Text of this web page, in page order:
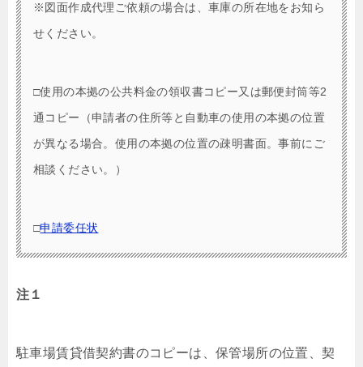
※図面作成代理ご依頼の場合は、車庫の所在地をお知ら
せください。
□使用の本拠の公共料金の領収書コピー又は郵便封筒等2
通コピー（申請者の住所等と自動車の使用の本拠の位置
が異なる場合。使用の本拠の位置の疎明書面。事前にご
相談ください。）
□申請委任状
注１
駐車場賃貸借契約書のコピーは、保管場所の位置、契